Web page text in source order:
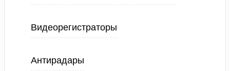
Видеорегистраторы
Антирадары